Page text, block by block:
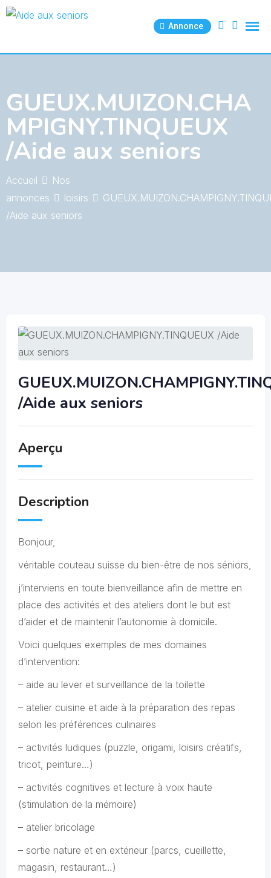
Skip
Annonce
GUEUX.MUIZON.CHA
MPIGNY.TINQUEUX
/Aide aux seniors
Accueil
Nos
annonces
loisirs
/Aide aux seniors
/Aide aux seniors
Aperçu
Description
Bonjour,
véritable couteau suisse du bien-être de nos séniors,
j’interviens en toute bienveillance afin de mettre en
place des activités et des ateliers dont le but est
d’aider et de maintenir l’autonomie à domicile.
Voici quelques exemples de mes domaines
d’intervention:
– aide au lever et surveillance de la toilette
– atelier cuisine et aide à la préparation des repas
selon les préférences culinaires
– activités ludiques (puzzle, origami, loisirs créatifs,
tricot, peinture…)
– activités cognitives et lecture à voix haute
(stimulation de la mémoire)
– atelier bricolage
– sortie nature et en extérieur (parcs, cueillette,
magasin, restaurant…)